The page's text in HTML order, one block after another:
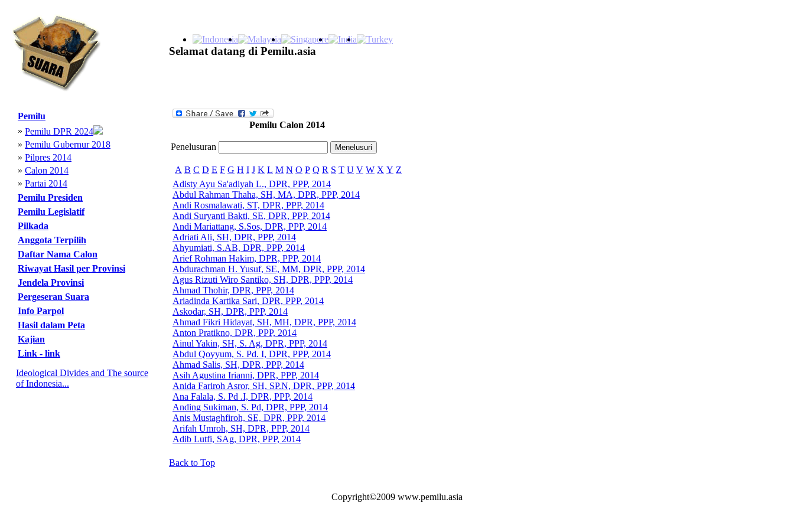
Selamat datang di Pemilu.asia
Pemilu
» Pemilu DPR 2024
» Pemilu Gubernur 2018
» Pilpres 2014
» Calon 2014
» Partai 2014
Pemilu Presiden
Pemilu Legislatif
Pilkada
Anggota Terpilih
Daftar Nama Calon
Riwayat Hasil per Provinsi
Jendela Provinsi
Pergeseran Suara
Info Parpol
Hasil dalam Peta
Kajian
Link - link
Ideological Divides and The source
of Indonesia...
Pemilu Calon 2014
Penelusuran
A B C D E F G H I J K L M N O P Q R S T U V W X Y Z
Adisty Ayu Sa'adiyah L., DPR, PPP, 2014
Abdul Rahman Thaha, SH, MA, DPR, PPP, 2014
Andi Rosmalawati, ST, DPR, PPP, 2014
Andi Suryanti Bakti, SE, DPR, PPP, 2014
Andi Mariattang, S.Sos, DPR, PPP, 2014
Adriati Ali, SH, DPR, PPP, 2014
Ahyumiati, S.AB, DPR, PPP, 2014
Arief Rohman Hakim, DPR, PPP, 2014
Abdurachman H. Yusuf, SE, MM, DPR, PPP, 2014
Agus Rizuti Wiro Santiko, SH, DPR, PPP, 2014
Ahmad Thohir, DPR, PPP, 2014
Ariadinda Kartika Sari, DPR, PPP, 2014
Askodar, SH, DPR, PPP, 2014
Ahmad Fikri Hidayat, SH, MH, DPR, PPP, 2014
Anton Pratikno, DPR, PPP, 2014
Ainul Yakin, SH, S. Ag, DPR, PPP, 2014
Abdul Qoyyum, S. Pd. I, DPR, PPP, 2014
Ahmad Salis, SH, DPR, PPP, 2014
Asih Agustina Irianni, DPR, PPP, 2014
Anida Fariroh Asror, SH, SP.N, DPR, PPP, 2014
Ana Falala, S. Pd .I, DPR, PPP, 2014
Anding Sukiman, S. Pd, DPR, PPP, 2014
Anis Mustaghfiroh, SE, DPR, PPP, 2014
Arifah Umroh, SH, DPR, PPP, 2014
Adib Lutfi, SAg, DPR, PPP, 2014
Back to Top
Copyright©2009 www.pemilu.asia